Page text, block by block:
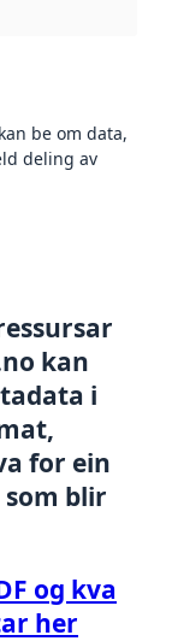
be om data,
deling av
kan
i
for ein
som blir
og kva
her